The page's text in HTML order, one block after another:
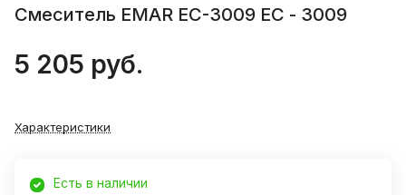
Смеситель EMAR EC-3009 ЕС - 3009
5 205 руб.
Характеристики
Есть в наличии